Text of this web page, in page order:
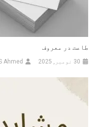
طاعت در معروف
30 نومبر, 2025 Ahmed